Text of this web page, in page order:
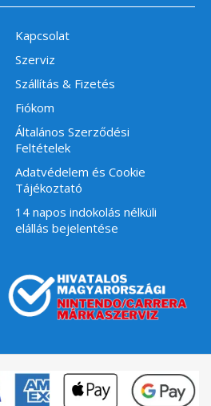
Kapcsolat
Szerviz
Szállítás & Fizetés
Fiókom
Általános Szerződési
Feltételek
Adatvédelem és Cookie
Tájékoztató
14 napos indokolás nélküli
elállás bejelentése